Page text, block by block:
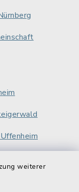
weiterer